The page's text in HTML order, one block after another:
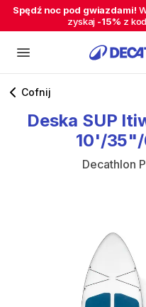
Spędź noc pod gwiazdami!
zyskaj -15% z
Cofnij
Deska SUP
10'​/​35"​/​
Decathlon